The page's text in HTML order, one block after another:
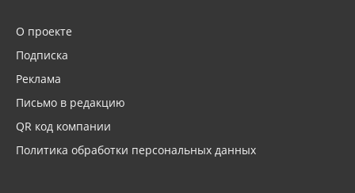
О проекте
Подписка
Реклама
Письмо в редакцию
QR код компании
Политика обработки персональных данных